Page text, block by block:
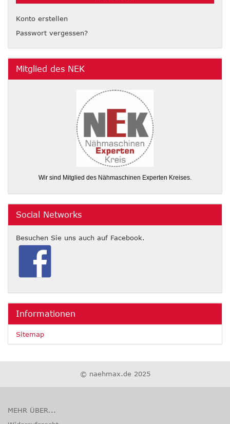
Konto erstellen
Passwort vergessen?
Mitglied des NEK
Wir sind Mitglied des Nähmaschinen Experten Kreises.
Social Networks
Besuchen Sie uns auch auf Facebook.
Informationen
Sitemap
© naehmax.de 2025
MEHR ÜBER...